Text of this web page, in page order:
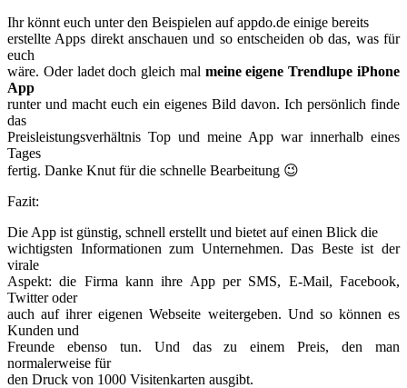
Ihr könnt euch unter den Beispielen auf appdo.de einige bereits
erstellte Apps direkt anschauen und so entscheiden ob das, was für
euch
wäre. Oder ladet doch gleich mal meine eigene Trendlupe iPhone
App
runter und macht euch ein eigenes Bild davon. Ich persönlich finde
das
Preisleistungsverhältnis Top und meine App war innerhalb eines
Tages
fertig. Danke Knut für die schnelle Bearbeitung 😉
Fazit:
Die App ist günstig, schnell erstellt und bietet auf einen Blick die
wichtigsten Informationen zum Unternehmen. Das Beste ist der
virale
Aspekt: die Firma kann ihre App per SMS, E-Mail, Facebook,
Twitter oder
auch auf ihrer eigenen Webseite weitergeben. Und so können es
Kunden und
Freunde ebenso tun. Und das zu einem Preis, den man
normalerweise für
den Druck von 1000 Visitenkarten ausgibt.